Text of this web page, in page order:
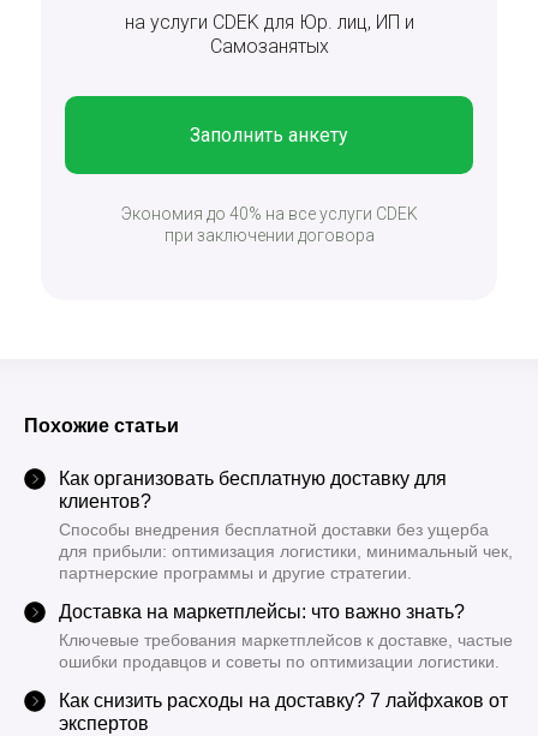
на услуги CDEK для Юр. лиц, ИП и
Самозанятых
Заполнить анкету
Экономия до 40% на все услуги CDEK
при заключении договора
Похожие статьи
Как организовать бесплатную доставку для
клиентов?
Способы внедрения бесплатной доставки без ущерба
для прибыли: оптимизация логистики, минимальный чек,
партнерские программы и другие стратегии.
Доставка на маркетплейсы: что важно знать?
Ключевые требования маркетплейсов к доставке, частые
ошибки продавцов и советы по оптимизации логистики.
Как снизить расходы на доставку? 7 лайфхаков от
экспертов